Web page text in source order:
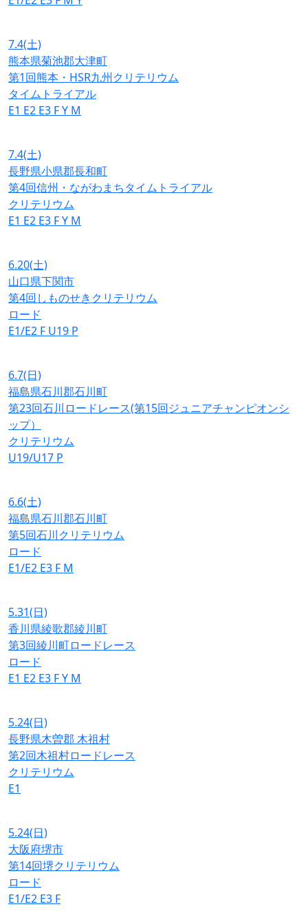
7.4(土)
熊本県菊池郡大津町
第1回熊本・HSR九州クリテリウム
タイムトライアル
E1 E2 E3 FY M
7.4(土)
長野県小県郡長和町
第4回信州・ながわまちタイムトライアル
クリテリウム
E1 E2 E3 FY M
6.20(土)
山口県下関市
第4回しものせきクリテリウム
ロード
E1/E2 F U19 P
6.7(日)
福島県石川郡石川町
第23回石川ロードレース(第15回ジュニアチャンピオンシ
ップ）
クリテリウム
U19/U17 P
6.6(土)
福島県石川郡石川町
第5回石川クリテリウム
ロード
E1/E2 E3 F M
5.31(日)
香川県綾歌郡綾川町
第3回綾川町ロードレース
ロード
E1 E2 E3 FY M
5.24(日)
長野県木曽郡 木祖村
第2回木祖村ロードレース
クリテリウム
E1
5.24(日)
大阪府堺市
第14回堺クリテリウム
ロード
E1/E2 E3 F